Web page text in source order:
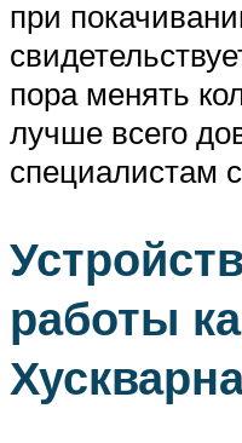
при
пора менять
лучше всего
специалистам
работы